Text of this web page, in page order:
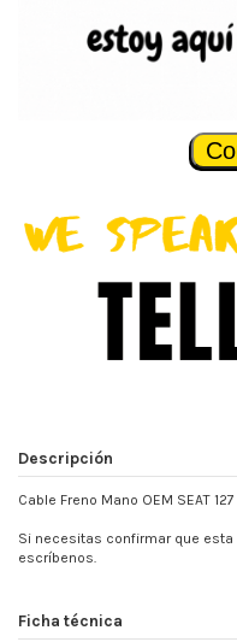
Descripción
Cable Freno Mano OEM SEAT
Si necesitas confirmar que
escríbenos.
Ficha técnica